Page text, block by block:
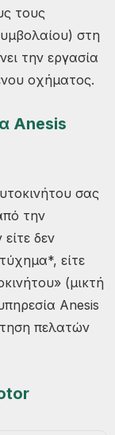
τους
στη
την εργασία
οχήματος.
Anesis
σας
την
δεν
είτε
(μικτή
Anesis
πελατών